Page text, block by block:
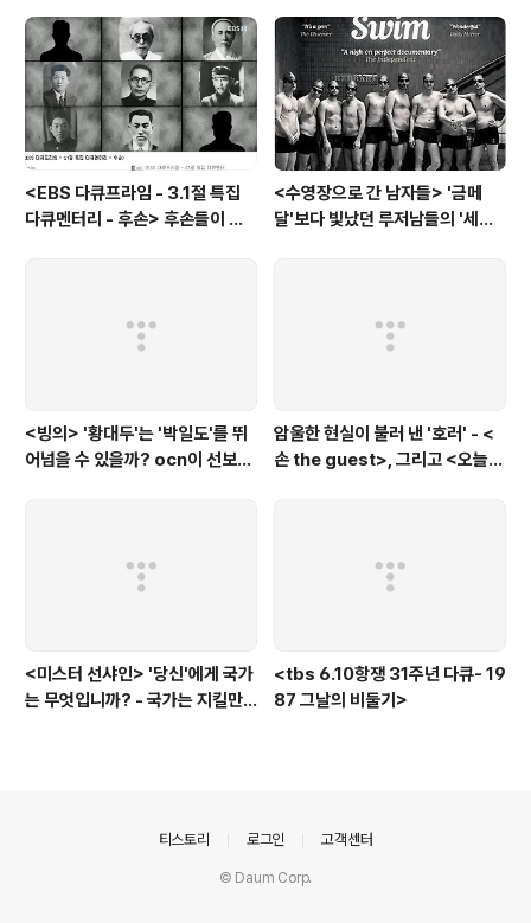
<EBS 다큐프라임 - 3.1절 특집
다큐멘터리 - 후손> 후손들이 말
<수영장으로 간 남자들> '금메
달'보다 빛났던 루저남들의 '세라
<빙의> '황대두'는 '박일도'를 뛰
어넘을 수 있을까? ocn이 선보인
암울한 현실이 불러 낸 '호러' - <
손 the guest>, 그리고 <오늘의
<미스터 선샤인> '당신'에게 국가
는 무엇입니까? - 국가는 지킬만
<tbs 6.10항쟁 31주년 다큐- 19
87 그날의 비둘기>
티스토리 로그인 고객센터
© Daum Corp.